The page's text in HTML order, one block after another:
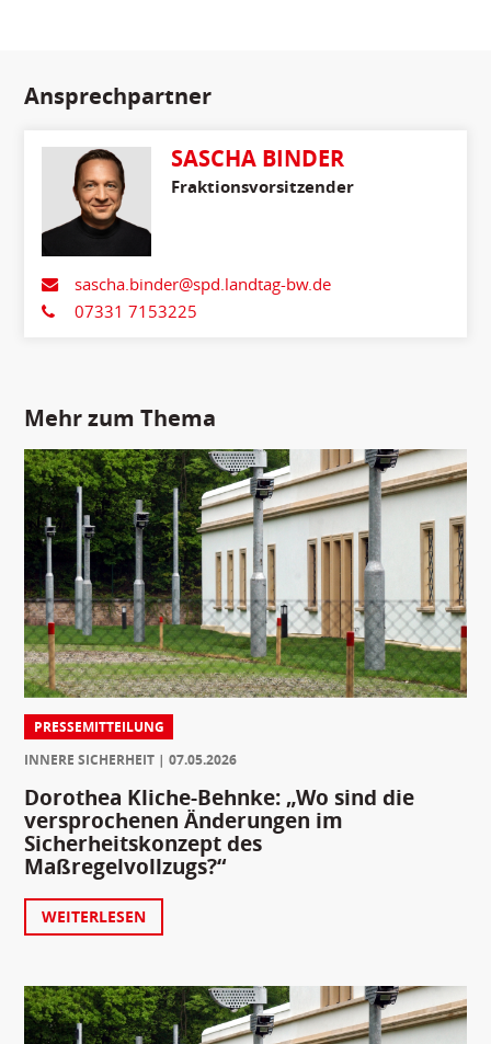
Ansprechpartner
SASCHA BINDER
Fraktionsvorsitzender
sascha.binder@spd.landtag-bw.de
07331 7153225
Mehr zum Thema
PRESSEMITTEILUNG
INNERE SICHERHEIT
07.05.2026
Dorothea Kliche-Behnke: „Wo sind die
versprochenen Änderungen im
Sicherheitskonzept des
Maßregelvollzugs?“
WEITERLESEN